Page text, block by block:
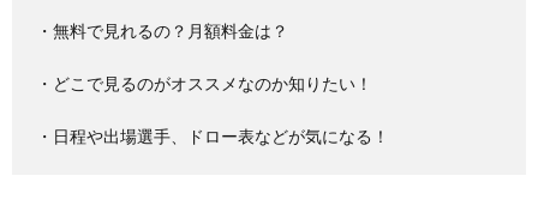
・無料で見れるの？月額料金は？
・どこで見るのがオススメなのか知りたい！
・日程や出場選手、ドロー表などが気になる！